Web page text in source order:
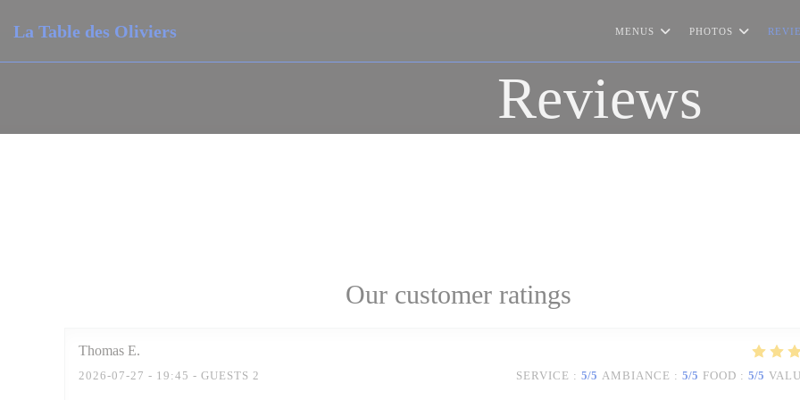
La Table des Oliviers MENUS PHOTOS
Reviews
Our customer ratings
Thomas E
2026-07-27 - 19:45 - GUESTS 2 SERVICE : 5/5 AMBIANCE : 5/5 FOOD : 5/5